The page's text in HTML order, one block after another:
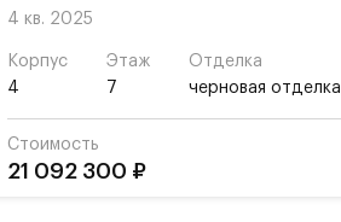
4 кв. 2025
Корпус
4
Этаж
7
Отделка
черновая отделка
Стоимость
21 092 300 ₽